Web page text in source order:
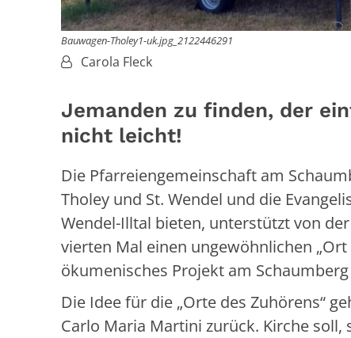
Bauwagen-Tholey1-uk.jpg_2122446291
Von:Carola Fleck
Jemanden zu finden, der
nicht leicht!
Die Pfarreiengemeinschaft am
Tholey und St. Wendel und die
Wendel-Illtal bieten, unterstützt von
vierten Mal einen ungewöhnlichen „Ort
ökumenisches Projekt am Schaumberg
Die Idee für die „Orte des Zuhörens“
Carlo Maria Martini zurück. Kirche